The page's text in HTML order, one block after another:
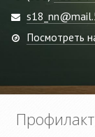
Посмотреть